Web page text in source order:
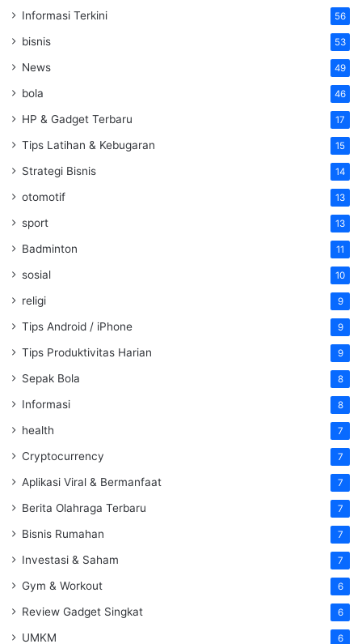
Informasi Terkini 56
bisnis 53
News 49
bola 46
HP & Gadget Terbaru 17
Tips Latihan & Kebugaran 15
Strategi Bisnis 14
otomotif 13
sport 13
Badminton 11
sosial 10
religi 9
Tips Android / iPhone 9
Tips Produktivitas Harian 9
Sepak Bola 8
Informasi 8
health 7
Cryptocurrency 7
Aplikasi Viral & Bermanfaat 7
Berita Olahraga Terbaru 7
Bisnis Rumahan 7
Investasi & Saham 7
Gym & Workout 6
Review Gadget Singkat 6
UMKM 6